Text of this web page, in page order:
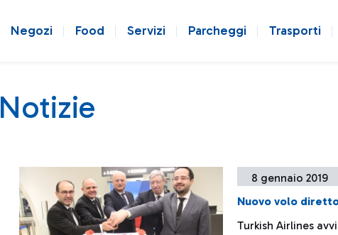
Negozi Food Servizi Parcheggi Trasporti
Notizie
8 gennaio 2019
Nuovo volo
Turkish Airlines